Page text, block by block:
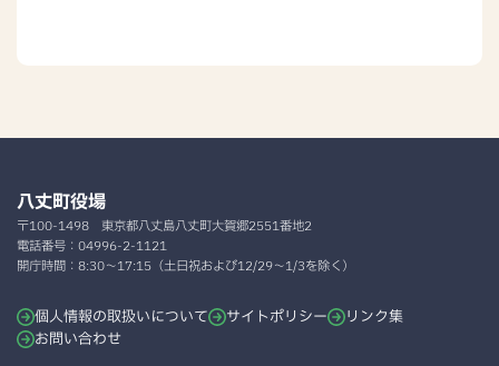
八丈町役場
〒100-1498 東京都八丈島八丈町大賀郷2551番地2
電話番号： 04996-2-1121
開庁時間： 8:30～17:15（土日祝および12/29～1/3を除く）
個人情報の取扱いについて サイトポリシー
リンク集
お問い合わせ